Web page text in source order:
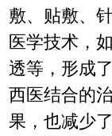
敷、贴敷、
医学技术，
透等，形成
西医结合的
果，也减少